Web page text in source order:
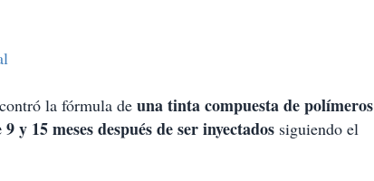
la fórmula de una tinta compuesta de polímeros
y 15 meses después de ser inyectados siguiendo el